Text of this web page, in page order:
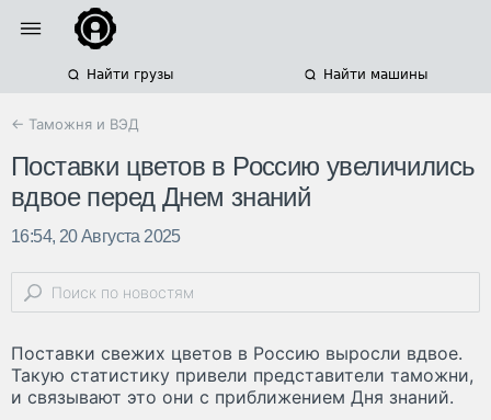
Найти грузы Найти машины
← Таможня и ВЭД
Поставки цветов в Россию увеличились
вдвое перед Днем знаний
16:54, 20 Августа 2025
Поставки свежих цветов в Россию выросли вдвое.
Такую статистику привели представители таможни,
и связывают это они с приближением Дня знаний.